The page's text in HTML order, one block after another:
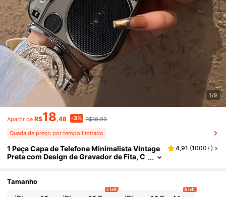
1/9
Apartir de R$18,48 -3% R$18,99
Queda de preço por tempo limitado
1 Peça Capa de Telefone Minimalista Vintage
Preta com Design de Gravador de Fita, C
or de Fita Simulado, Adequado para Uso Pró
prio, Presentes de Natal, Aniversário, Compa
4,91 (1000+)
Tamanho
2 left 6 left